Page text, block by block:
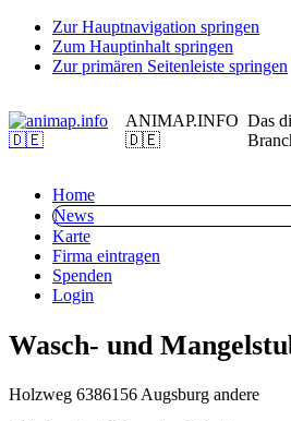
Zur Hauptnavigation springen
Zum Hauptinhalt springen
Zur primären Seitenleiste springen
ANIMAP.INFO
🇩🇪
Das
Home
News
Karte
Firma eintragen
Spenden
Login
Wasch- und
Holzweg 6386156 Augsburg andere